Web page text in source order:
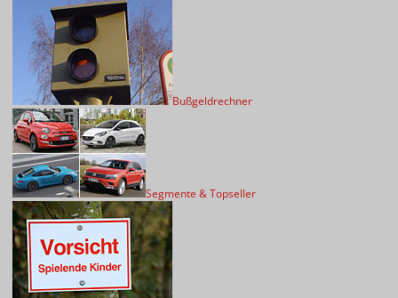
Bußgeldrechner
Segmente & Topseller